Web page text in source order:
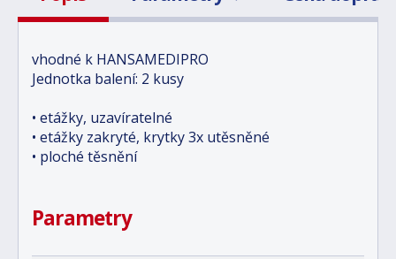
vhodné k HANSAMEDIPRO
Jednotka balení: 2 kusy
• etážky, uzavíratelné
• etážky zakryté, krytky 3x utěsněné
• ploché těsnění
Parametry